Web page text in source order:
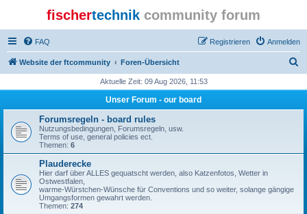
fischertechnik community forum
FAQ Anmelden
Registrieren
Website der ftcommunity Foren-Übersicht
h
Aktuelle Zeit: 09 Aug 2026, 11:53
Unser Forum - our board
Forumsregeln - board rules
Nutzungsbedingungen, Forumsregeln, usw.
Terms of use, general policies ect.
Themen: 6
Plauderecke
Hier darf über ALLES gequatscht werden, also Katzenfotos, Wetter in
Ostwestfalen,
warme-Würstchen-Wünsche für Conventions und so weiter, solange gängige
Umgangsformen gewahrt werden.
Themen: 274